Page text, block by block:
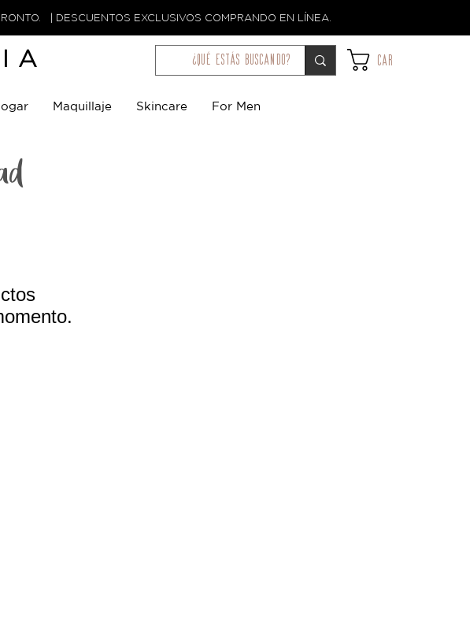
| DESCUENTOS EXCLUSIVOS COMPRANDO EN LÍNEA.
¿qué estás buscando? Car
Maquillaje Skincare For Men